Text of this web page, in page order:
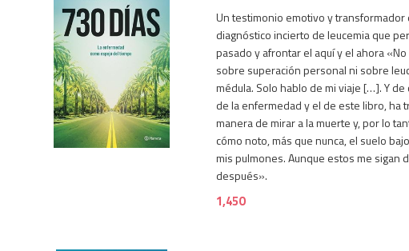
1,450
Un testimonio emotivo y transformador
diagnóstico incierto de leucemia que
pasado y afrontar el aquí y el ahora
sobre superación personal ni sobre
médula. Solo hablo de mi viaje […]. Y
de la enfermedad y el de este libro, ha
manera de mirar a la muerte y, por lo
cómo noto, más que nunca, el suelo
mis pulmones. Aunque estos me sigan
después».
1,450